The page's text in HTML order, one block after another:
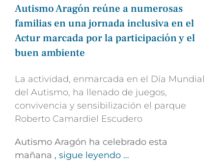
Autismo Aragón reúne a numerosas
familias en una jornada inclusiva en el
Actur marcada por la participación y el
buen ambiente
La actividad, enmarcada en el Día Mundial
del Autismo, ha llenado de juegos,
convivencia y sensibilización el parque
Roberto Camardiel Escudero
Autismo Aragón ha celebrado esta
mañana , sigue leyendo …